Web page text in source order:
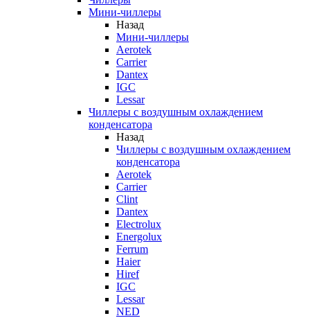
Мини-чиллеры
Назад
Мини-чиллеры
Aerotek
Carrier
Dantex
IGC
Lessar
Чиллеры с воздушным охлаждением
конденсатора
Назад
Чиллеры с воздушным охлаждением
конденсатора
Aerotek
Carrier
Clint
Dantex
Electrolux
Energolux
Ferrum
Haier
Hiref
IGC
Lessar
NED